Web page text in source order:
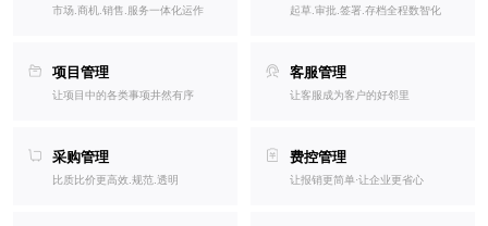
市场.商机.销售.服务一体化运作
项目管理
让项目中的各类事项井然有序
采购管理
比质比价更高效.规范.透明
起草.审批.签署.存档全程数智化
客服管理
让客服成为客户的好邻里
费控管理
让报销更简单·让企业更省心